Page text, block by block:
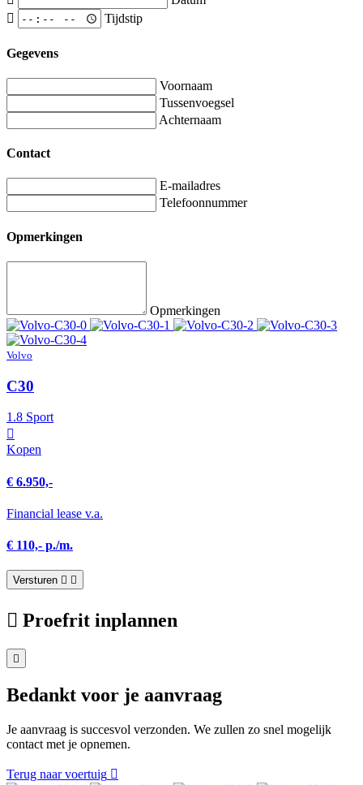
Tijdstip
Gegevens
Voornaam
Tussenvoegsel
Achternaam
Contact
E-mailadres
Telefoonnummer
Opmerkingen
Opmerkingen
Volvo
C30
1.8 Sport
Kopen
€ 6.950,-
Financial lease v.a.
€ 110,- p./m.
Versturen
Proefrit inplannen
Bedankt voor je aanvraag
Je aanvraag is succesvol verzonden. We zullen zo snel mogelijk
contact met je opnemen.
Terug naar voertuig